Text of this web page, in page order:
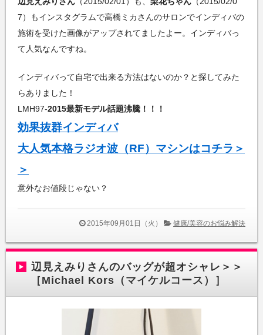
7）もインスタグラムで高橋ミカさんのサロンでインディバの
施術を受けた画像がアップされてましたよー。インディバっ
て人気なんですね。
インディバって自宅で出来る方法はないのか？と探してみた
らありました！
LMH97-2015最新モデル話題沸騰！！！
効果抜群インディバ
大人気本格ラジオ波（RF）マシンはコチラ＞
＞
意外なお値段じゃない？
2015年09月01日（火） 健康/美容のお悩み解決
辺見えみりさんのバッグが超オシャレ＞＞
［Michael Kors（マイケルコース）］